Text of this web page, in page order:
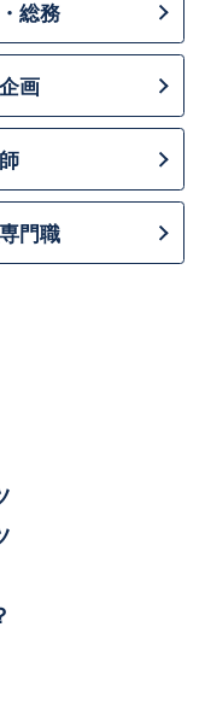
総務
画
門職